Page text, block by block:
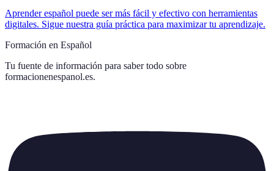
Aprender español puede ser más fácil y efectivo con herramientas
digitales. Sigue nuestra guía práctica para maximizar tu aprendizaje.
Formación en Español
Tu fuente de información para saber todo sobre
formacionenespanol.es.